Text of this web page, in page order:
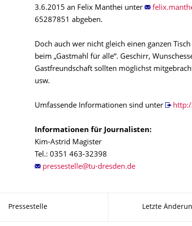
3.6.2015 an Felix Manthei unter
65287851 abgeben.
Doch auch wer nicht gleich einen ganzen
beim „Gastmahl für alle“. Geschirr,
Gastfreundschaft sollten möglichst
usw.
Umfassende Informationen sind unter
Informationen für Journalisten:
Kim-Astrid Magister
Tel.: 0351 463-32398
Pressestelle Letzte